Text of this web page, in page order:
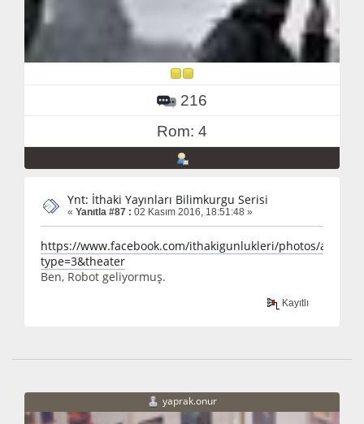
216
Rom: 4
Ynt: İthaki Yayınları Bilimkurgu Serisi
« Yanıtla #87 : 02 Kasım 2016, 18:51:48 »
https://www.facebook.com/ithakigunlukleri/photos/
type=3&theater
Ben, Robot geliyormuş.
Kayıtlı
yaprak.onur